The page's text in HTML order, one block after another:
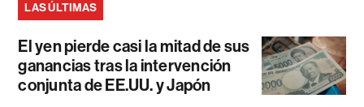
LAS ÚLTIMAS
El yen pierde casi la mitad de sus
ganancias tras la intervención
conjunta de EE.UU. y Japón